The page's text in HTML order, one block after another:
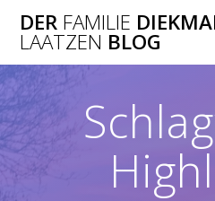
DER FAMILIE
LAATZEN BLOG